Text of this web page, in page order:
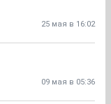
25 мая в 16:02
09 мая в 05:36